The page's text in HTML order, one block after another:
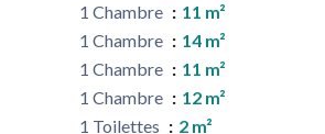
1 Chambre
11 m²
1 Chambre
14 m²
1 Chambre
11 m²
1 Chambre
12 m²
1 Toilettes
2 m²